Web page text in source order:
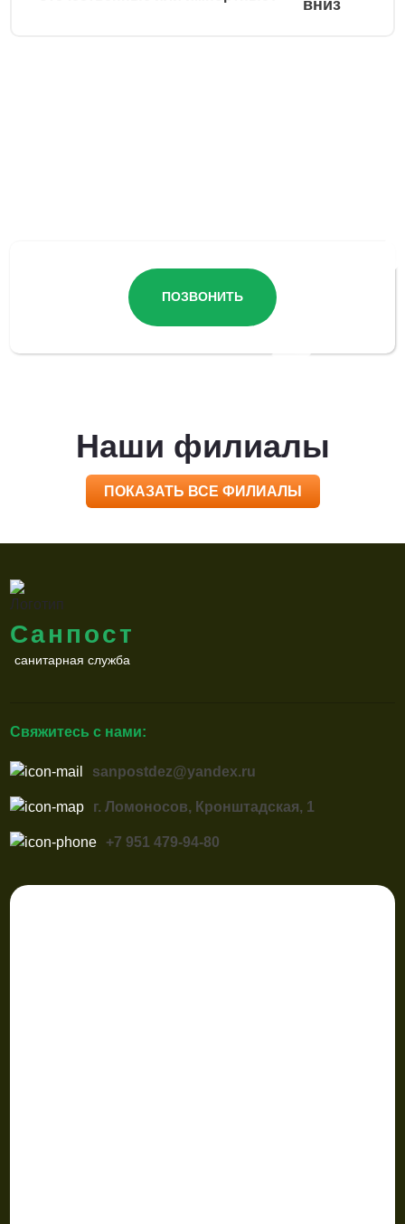
ПОЗВОНИТЬ
Наши филиалы
ПОКАЗАТЬ ВСЕ ФИЛИАЛЫ
Санпост
санитарная служба
Свяжитесь с нами:
sanpostdez@yandex.ru
г. Ломоносов, Кронштадская, 1
+7 951 479-94-80